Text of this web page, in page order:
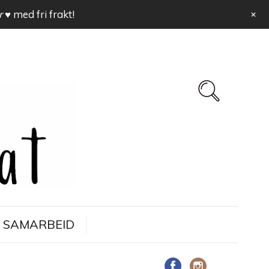
SAMARBEID
♥ med fri frakt! +